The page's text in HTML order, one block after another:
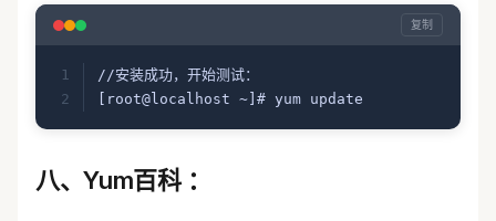
[extras]
baseurl= http://centos.ustc.edu.cn/cen
tos/5/extras/$basearch/
gpgcheck=1
gpgkey=http://mirror.centos.org/cento
复制
//安装成功，开始测试：
[root@localhost ~]# yum update
八、Yum百科 ：